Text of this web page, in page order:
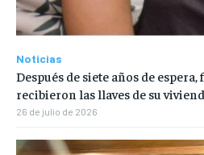
Noticias
Después de siete años de
recibieron las llaves de su
26 de julio de 2026